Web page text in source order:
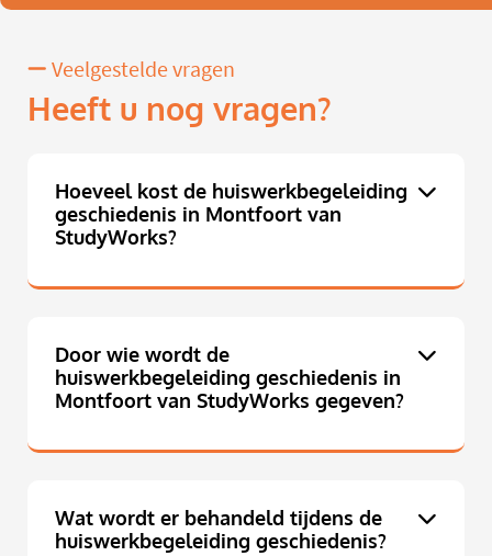
Veelgestelde vragen
Heeft u nog vragen?
Hoeveel kost de huiswerkbegeleiding
geschiedenis in Montfoort van
StudyWorks?
Door wie wordt de
huiswerkbegeleiding geschiedenis in
Montfoort van StudyWorks gegeven?
Wat wordt er behandeld tijdens de
huiswerkbegeleiding geschiedenis?